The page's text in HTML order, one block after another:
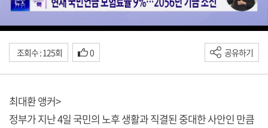
조회수 : 125회 0 공유하기
최대환 앵커>
정부가 지난 4일 국민의 노후 생활과 직결된 중대한 사안인 만큼